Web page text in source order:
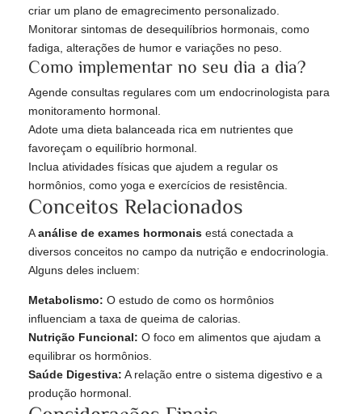
criar um plano de emagrecimento personalizado.
Monitorar sintomas de desequilíbrios hormonais, como
fadiga, alterações de humor e variações no peso.
Como implementar no seu dia a dia?
Agende consultas regulares com um endocrinologista para
monitoramento hormonal.
Adote uma dieta balanceada rica em nutrientes que
favoreçam o equilíbrio hormonal.
Inclua atividades físicas que ajudem a regular os
hormônios, como yoga e exercícios de resistência.
Conceitos Relacionados
Aanálise de exames hormonais está conectada a
diversos conceitos no campo da nutrição e endocrinologia.
Alguns deles incluem:
Metabolismo: O estudo de como os hormônios
influenciam a taxa de queima de calorias.
Nutrição Funcional: O foco em alimentos que ajudam a
equilibrar os hormônios.
Saúde Digestiva: A relação entre o sistema digestivo e a
produção hormonal.